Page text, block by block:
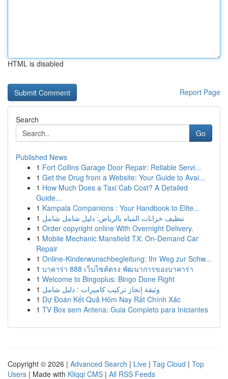
HTML is disabled
Report Page
Search
Go
Published News
1 Fort Collins Garage Door Repair: Reliable Servi...
1 Get the Drug from a Website: Your Guide to Avai...
1 How Much Does a Taxi Cab Cost? A Detailed
Guide...
1 Kampala Companions : Your Handbook to Elite...
1 تنظيف خزانات المياه بالرياض: دليل شامل شامل
1 Order copyright online With Overnight Delivery.
1 Mobile Mechanic Mansfield TX: On-Demand Car
Repair
1 Online-Kinderwunschbegleitung: Ihr Weg zur Schw...
1 บาคาร่า 888 เว็บไซต์ตรง พัฒนาการของบาคาร่า
1 Welcome to Bingoplus: Bingo Done Right
1 وثيقة إنجاز تركيب كاميرات : دليل شامل
1 Dự Đoán Kết Quả Hôm Nay Rất Chính Xác
1 TV Box sem Antena: Guia Completo para Iniciantes
Copyright © 2026 | Advanced Search | Live | Tag Cloud | Top
Users | Made with Kliqqi CMS | All RSS Feeds